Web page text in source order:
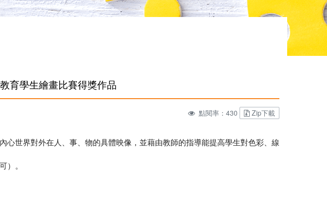
育學生繪畫比賽得獎作品
點閱率：430 Zip下載
心世界對外在人、事、物的具體映像，並藉由教師的指導能提高學生對色彩、線
）。